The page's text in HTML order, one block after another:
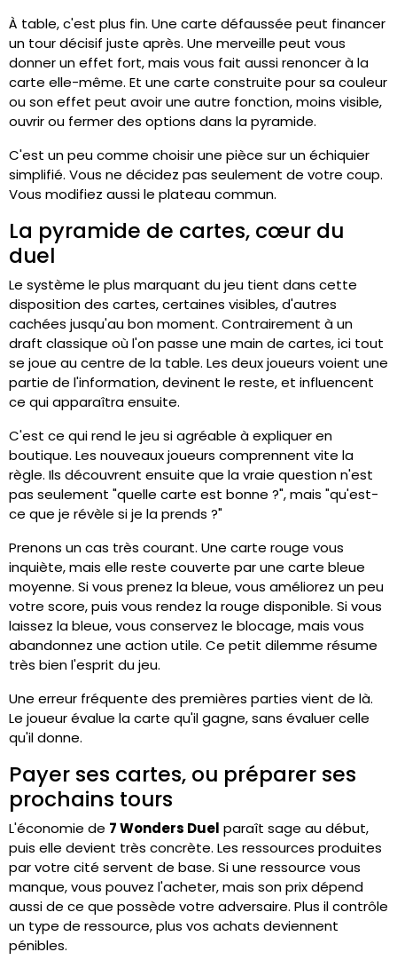
À table, c'est plus fin. Une carte défaussée peut financer
un tour décisif juste après. Une merveille peut vous
donner un effet fort, mais vous fait aussi renoncer à la
carte elle-même. Et une carte construite pour sa couleur
ou son effet peut avoir une autre fonction, moins visible,
ouvrir ou fermer des options dans la pyramide.
C'est un peu comme choisir une pièce sur un échiquier
simplifié. Vous ne décidez pas seulement de votre coup.
Vous modifiez aussi le plateau commun.
La pyramide de cartes, cœur du
duel
Le système le plus marquant du jeu tient dans cette
disposition des cartes, certaines visibles, d'autres
cachées jusqu'au bon moment. Contrairement à un
draft classique où l'on passe une main de cartes, ici tout
se joue au centre de la table. Les deux joueurs voient une
partie de l'information, devinent le reste, et influencent
ce qui apparaîtra ensuite.
C'est ce qui rend le jeu si agréable à expliquer en
boutique. Les nouveaux joueurs comprennent vite la
règle. Ils découvrent ensuite que la vraie question n'est
pas seulement "quelle carte est bonne ?", mais "qu'est-
ce que je révèle si je la prends ?"
Prenons un cas très courant. Une carte rouge vous
inquiète, mais elle reste couverte par une carte bleue
moyenne. Si vous prenez la bleue, vous améliorez un peu
votre score, puis vous rendez la rouge disponible. Si vous
laissez la bleue, vous conservez le blocage, mais vous
abandonnez une action utile. Ce petit dilemme résume
très bien l'esprit du jeu.
Une erreur fréquente des premières parties vient de là.
Le joueur évalue la carte qu'il gagne, sans évaluer celle
qu'il donne.
Payer ses cartes, ou préparer ses
prochains tours
L'économie de 7 Wonders Duel paraît sage au début,
puis elle devient très concrète. Les ressources produites
par votre cité servent de base. Si une ressource vous
manque, vous pouvez l'acheter, mais son prix dépend
aussi de ce que possède votre adversaire. Plus il contrôle
un type de ressource, plus vos achats deviennent
pénibles.